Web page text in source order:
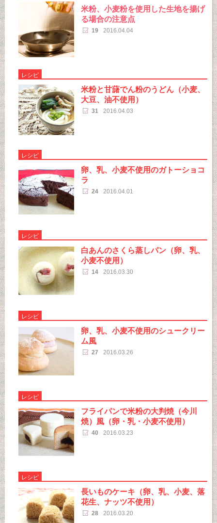
米粉、小麦粉を使用した生地を揚げ
る場合の注意点
19 2016.04.04
レシピ
米粉と甘藷でん粉のうどん（小麦、
大豆、油不使用）
31 2016.04.03
レシピ
卵、乳、小麦不使用のガトーショコ
ラ
24 2016.04.01
レシピ
白あんのさくら蒸しパン（卵、乳、
小麦不使用）
14 2016.03.30
レシピ
卵、乳、小麦不使用のシュークリー
ム風
27 2016.03.26
レシピ
フライパンで米粉の大判焼（今川
焼）風（卵・乳・小麦不使用）
40 2016.03.23
レシピ
長いものケーキ（卵、乳、小麦、落
花生、ナッツ不使用）
28 2016.03.20